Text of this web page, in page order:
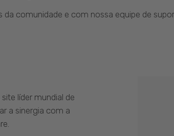
comunidade e com nossa equipe de
líder mundial de
a sinergia com a